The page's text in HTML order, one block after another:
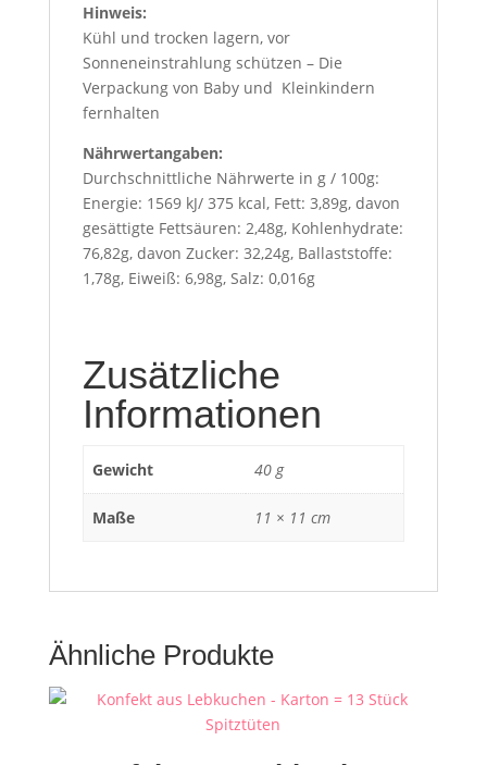
Hinweis:
Kühl und trocken lagern, vor
Sonneneinstrahlung schützen – Die
Verpackung von Baby und Kleinkindern
fernhalten
Nährwertangaben:
Durchschnittliche Nährwerte in g / 100g:
Energie: 1569 kJ/ 375 kcal, Fett: 3,89g, davon
gesättigte Fettsäuren: 2,48g, Kohlenhydrate:
76,82g, davon Zucker: 32,24g, Ballaststoffe:
1,78g, Eiweiß: 6,98g, Salz: 0,016g
Zusätzliche
Informationen
Gewicht 40 g
Maße 11 × 11 cm
Ähnliche Produkte